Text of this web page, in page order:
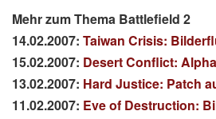
Mehr zum Thema Battlefield 2
14.02.2007: Taiwan Crisis:
15.02.2007: Desert Conflict:
13.02.2007: Hard Justice: Patch
11.02.2007: Eve of Destruction: